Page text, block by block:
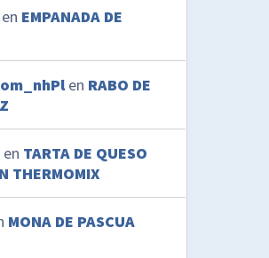
en EMPANADA DE
en RABO DE
en TARTA DE QUESO
THERMOMIX
MONA DE PASCUA